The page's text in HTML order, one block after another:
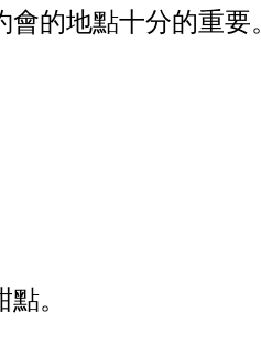
的地點十分的重要。
。